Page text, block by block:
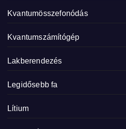
Kvantumösszefonódás
Kvantumszámítógép
Lakberendezés
Legidősebb fa
Lítium